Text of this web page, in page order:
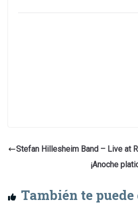
Stefan Hillesheim Band – Live at
¡Anoche
También te